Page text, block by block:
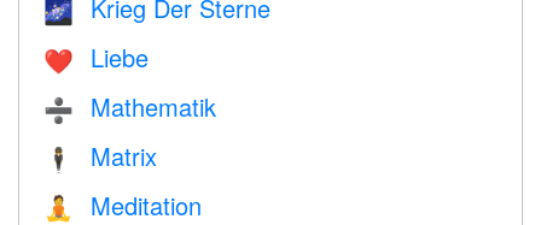
🌌 Krieg Der Sterne
❤️️ Liebe
➗ Mathematik
🕴️ Matrix
🧘 Meditation